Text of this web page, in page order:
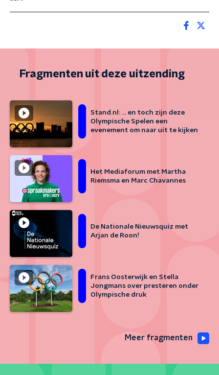
Fragmenten uit deze uitzending
Stand.nl: … en toch zijn deze
Olympische Spelen een
evenement om naar uit te kijken
Het Mediaforum met Martha
Riemsma en Marc Chavannes
De Nationale Nieuwsquiz met
Arjan de Roon!
Frans Oosterwijk en Stella
Jongmans over presteren onder
Olympische druk
Meer fragmenten